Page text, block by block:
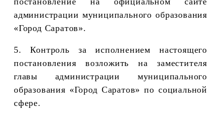
администрации муниципального образования
«Город Саратов».
5. Контроль за исполнением настоящего
постановления возложить на заместителя
главы администрации муниципального
образования «Город Саратов» по социальной
сфере.